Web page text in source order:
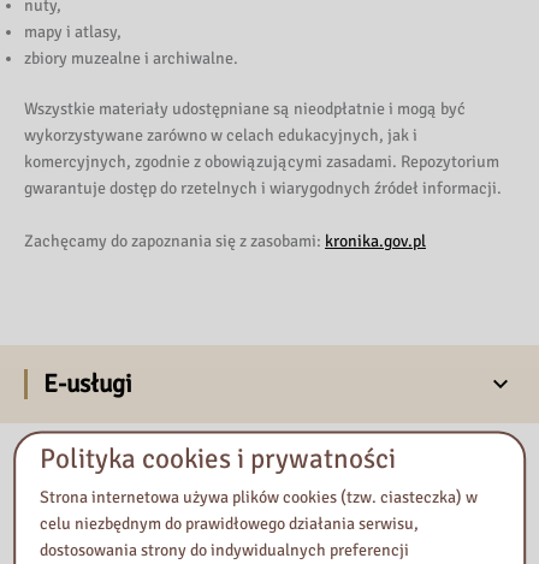
nuty,
mapy i atlasy,
zbiory muzealne i archiwalne.
Wszystkie materiały udostępniane są nieodpłatnie i mogą być
wykorzystywane zarówno w celach edukacyjnych, jak i
komercyjnych, zgodnie z obowiązującymi zasadami. Repozytorium
gwarantuje dostęp do rzetelnych i wiarygodnych źródeł informacji.
Zachęcamy do zapoznania się z zasobami: kronika.gov.pl
E-usługi
Nasza biblioteka
Polityka cookies i prywatności
Strona internetowa używa plików cookies (tzw. ciasteczka) w
celu niezbędnym do prawidłowego działania serwisu,
dostosowania strony do indywidualnych preferencji